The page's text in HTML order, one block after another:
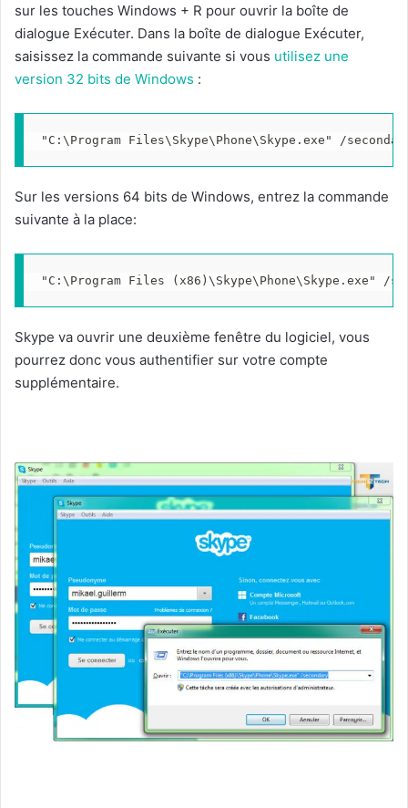
sur les touches Windows + R pour ouvrir la boîte de
dialogue Exécuter. Dans la boîte de dialogue Exécuter,
saisissez la commande suivante si vous utilisez une
version 32 bits de Windows :
"C:\Program Files\Skype\Phone\Skype.exe" /
Sur les versions 64 bits de Windows, entrez la commande
suivante à la place:
"C:\Program Files (x86)\Skype\Phone\Skype.exe" /
Skype va ouvrir une deuxième fenêtre du logiciel, vous
pourrez donc vous authentifier sur votre compte
supplémentaire.